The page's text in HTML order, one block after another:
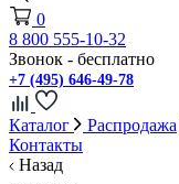
0
8 800 555-10-32
Звонок - бесплатно
+7 (495) 646-49-78
Каталог Распродажа
Контакты
Назад